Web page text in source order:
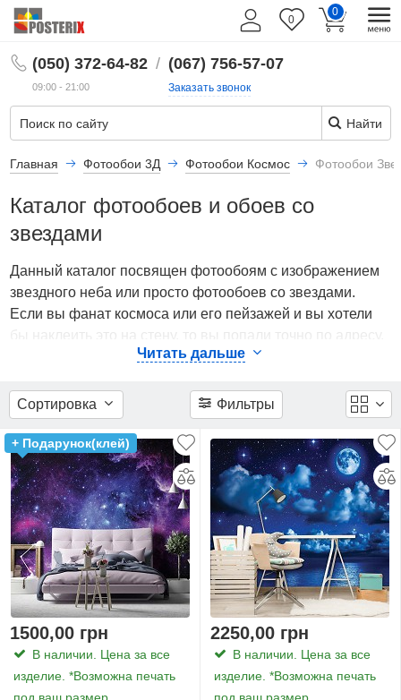
0
0
(050) 372-64-82
09:00 - 21:00
/ (067) 756-57-07
Заказать звонок
Найти
RU
Главная Фотообои 3Д Фотообои Космос Фотообои
Каталог фотообоев и обоев со
звездами
Данный каталог посвящен фотообоям с изображением
звездного неба или просто фотообоев со звездами.
Если вы фанат космоса или его пейзажей и вы хотели
Уникальность данной коллекции заключается в способе
использования. Так фотообои со звездным небом
можно наклеить на потолок. Самым популярным местом
является потолок над кроватью, так вы сможете
засыпать под звездами.
Фотообои со звездным небом в
интерьере
Фотообои Космос - Созвездия (13873)
Читать дальше
Фильтры
Фильтры
Цена
Подобрать
по цене
3D
все
есть
46
Ширина
и
Высота
(Площадь)
254
x
Сортировка
+ Подарунок(клей)
1500,00 грн
В наличии. Цена за все
изделие. *Возможна печать
2250,00 грн
В наличии. Цена за все
изделие. *Возможна печать